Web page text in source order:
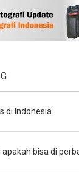
di Indonesia
bisa di